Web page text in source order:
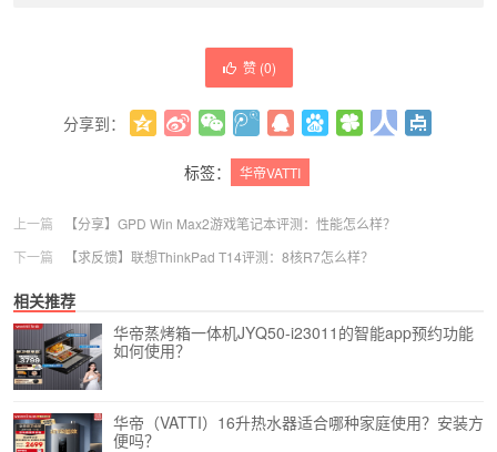
赞 (0)
分享到：
标签：
华帝VATTI
上一篇
【分享】GPD Win Max2游戏笔记本评测：性能怎么样？
下一篇
【求反馈】联想ThinkPad T14评测：8核R7怎么样？
相关推荐
华帝蒸烤箱一体机JYQ50-i23011的智能app预约功能
如何使用？
华帝（VATTI）16升热水器适合哪种家庭使用？安装方
便吗？